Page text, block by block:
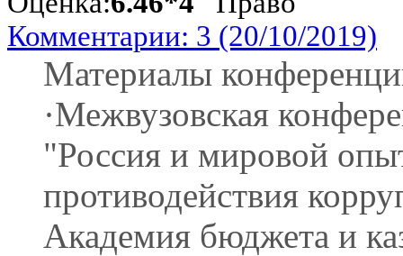
Комментарии: 3 (20/10/2019)
Материалы
·Межвузовская
"Россия и мировой
противодействия
Академия бюджета и